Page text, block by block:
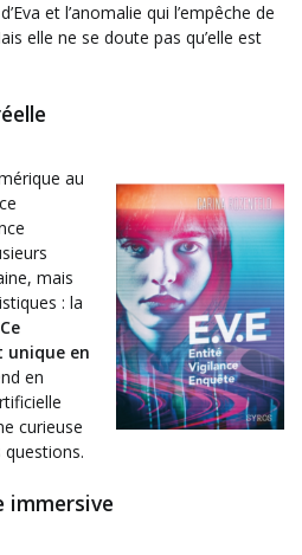
et l’anomalie qui l’empêche de
elle ne se doute pas qu’elle est
au
mais
: la
Ce
unique en
en
curieuse
immersive